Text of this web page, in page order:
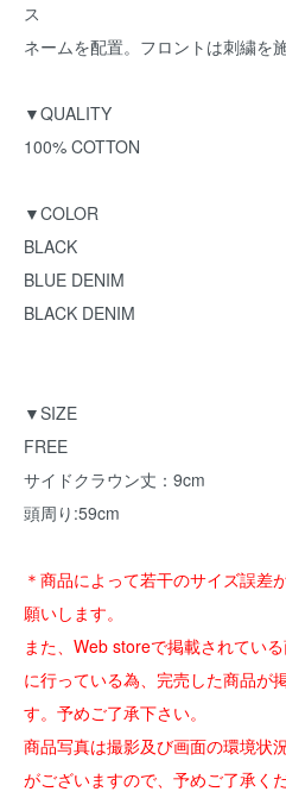
ス
ネームを配置。フロントは刺繍を
▼QUALITY
100% COTTON
▼COLOR
BLACK
BLUE DENIM
BLACK DENIM
▼SIZE
FREE
サイドクラウン丈：9cm
頭周り:59cm
＊商品によって若干のサイズ誤差
願いします。
また、Web storeで掲載されてい
に行っている為、完売した商品が
す。予めご了承下さい。
商品写真は撮影及び画面の環境状
がございますので、予めご了承くだ